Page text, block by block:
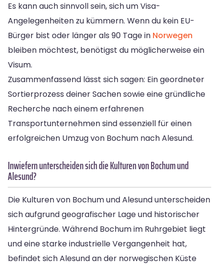
Es kann auch sinnvoll sein, sich um Visa-
Angelegenheiten zu kümmern. Wenn du kein EU-
Bürger bist oder länger als 90 Tage in Norwegen
bleiben möchtest, benötigst du möglicherweise ein
Visum.
Zusammenfassend lässt sich sagen: Ein geordneter
Sortierprozess deiner Sachen sowie eine gründliche
Recherche nach einem erfahrenen
Transportunternehmen sind essenziell für einen
erfolgreichen Umzug von Bochum nach Alesund.
Inwiefern unterscheiden sich die Kulturen von Bochum und
Alesund?
Die Kulturen von Bochum und Alesund unterscheiden
sich aufgrund geografischer Lage und historischer
Hintergründe. Während Bochum im Ruhrgebiet liegt
und eine starke industrielle Vergangenheit hat,
befindet sich Alesund an der norwegischen Küste